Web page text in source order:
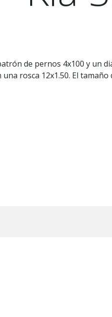
de pernos 4x100 y un
rosca 12x1.50. El